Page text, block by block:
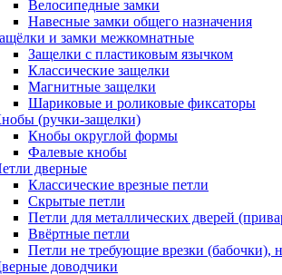
Велосипедные замки
Навесные замки общего назначения
и замки межкомнатные
Защелки с пластиковым язычком
Классические защелки
Магнитные защелки
Шариковые и роликовые фиксаторы
(ручки-защелки)
Кнобы округлой формы
Фалевые кнобы
дверные
Классические врезные петли
Скрытые петли
Петли для металлических дверей
Ввёртные петли
Петли не требующие врезки (бабочки),
доводчики